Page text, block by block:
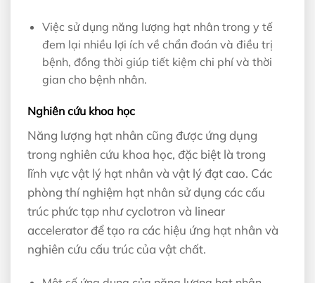
Việc sử dụng năng lượng hạt nhân trong y tế
đem lại nhiều lợi ích về chẩn đoán và điều trị
bệnh, đồng thời giúp tiết kiệm chi phí và thời
gian cho bệnh nhân.
Nghiên cứu khoa học
Năng lượng hạt nhân cũng được ứng dụng
trong nghiên cứu khoa học, đặc biệt là trong
lĩnh vực vật lý hạt nhân và vật lý đạt cao. Các
phòng thí nghiệm hạt nhân sử dụng các cấu
trúc phức tạp như cyclotron và linear
accelerator để tạo ra các hiệu ứng hạt nhân và
nghiên cứu cấu trúc của vật chất.